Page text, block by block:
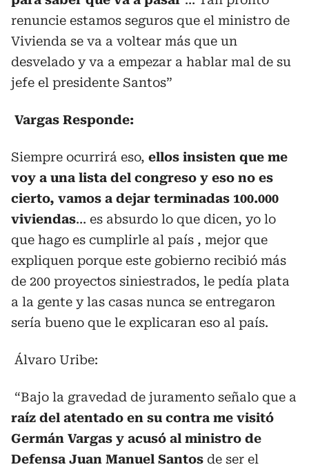
renuncie estamos seguros que el ministro de
Vivienda se va a voltear más que un
desvelado y va a empezar a hablar mal de su
jefe el presidente Santos”
Vargas Responde:
Siempre ocurrirá eso, ellos insisten que me
voy a una lista del congreso y eso no es
cierto, vamos a dejar terminadas 100.000
viviendas… es absurdo lo que dicen, yo lo
que hago es cumplirle al país , mejor que
expliquen porque este gobierno recibió más
de 200 proyectos siniestrados, le pedía plata
a la gente y las casas nunca se entregaron
sería bueno que le explicaran eso al país.
Álvaro Uribe:
“Bajo la gravedad de juramento señalo que a
raíz del atentado en su contra me visitó
Germán Vargas y acusó al ministro de
Defensa Juan Manuel Santos de ser el